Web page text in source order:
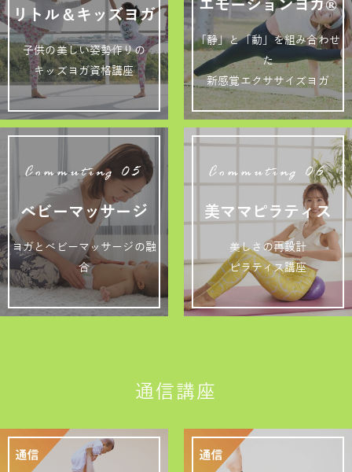
リトル＆キッズヨガ
子供の美しい姿勢作りの
キッズヨガ資格講座
エモーションヨガ®
「静」と「動」を組み合わせ
た
新感覚エクササイズヨガ
Commuting 05
ベビーマッサージ
ヨガとベビーマッサージの融
合
Commuting 06
美ママピラティス
美しさの再設計
ピラティス講座
通信講座